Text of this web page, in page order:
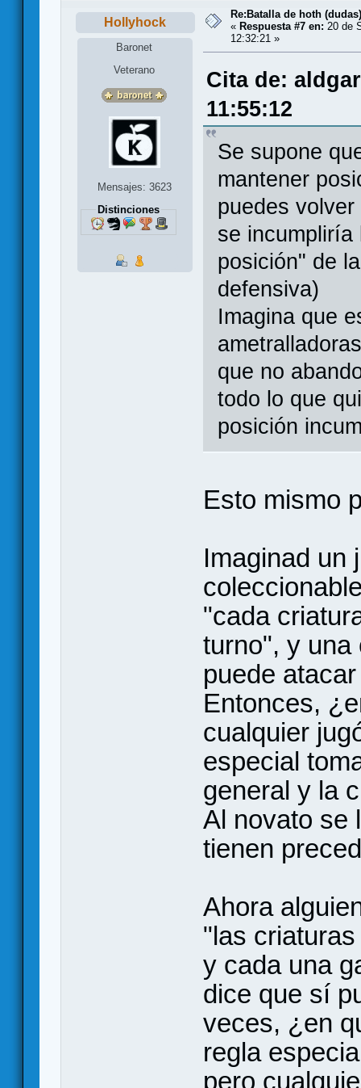
Hollyhock
Baronet
Veterano
Mensajes: 3623
Distinciones
Re:Batalla de hoth (dudas)
« Respuesta #7 en: 20 de
12:32:21 »
Cita de:
11:55:12
Se supone
mantener
puedes
se incumpliría
posición" de
defensiva)
Imagina que
que no
todo lo que
posición
Esto mismo
Imaginad un
"cada
turno", y una
puede
Entonces,
cualquier
especial
general y la
Al novato se
tienen
Ahora
"las
y cada una
dice que sí
veces, ¿en
regla
pero